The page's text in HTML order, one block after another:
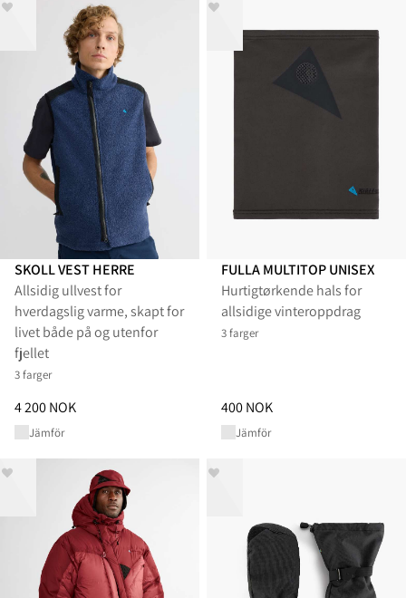
SKOLL VEST HERRE
Allsidig ullvest for
hverdagslig varme, skapt for
livet både på og utenfor
fjellet
3 farger
Pris:4 200 NOK, redusert fra 4 200 NOK
4 200 NOK
Jämför
FULLA MULTITOP UNISEX
Hurtigtørkende hals for
allsidige vinteroppdrag
3 farger
Pris:400 NOK, redusert fra 400
400 NOK
Jämför